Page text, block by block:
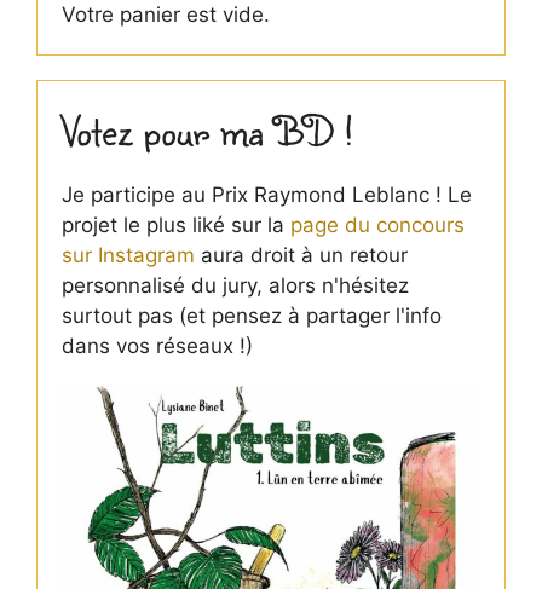
Votre panier est vide.
Votez pour ma BD !
Je participe au Prix Raymond Leblanc ! Le
projet le plus liké sur la page du concours
sur Instagram aura droit à un retour
personnalisé du jury, alors n'hésitez
surtout pas (et pensez à partager l'info
dans vos réseaux !)